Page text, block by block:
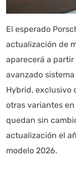
El esperado
actualización de
aparecerá a
avanzado
Hybrid, exclusivo
otras variantes
quedan sin
actualización el
modelo 2026.